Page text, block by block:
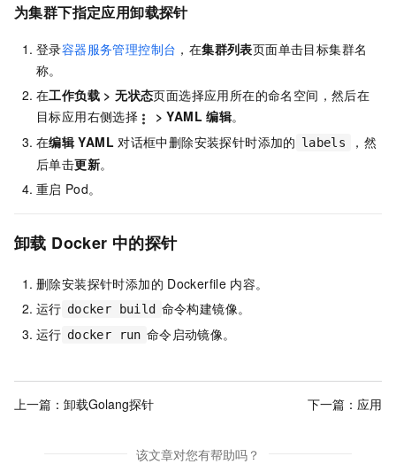
为集群下指定应用卸载探针
登录容器服务管理控制台 ，在集群列表页面单击目标集群名
称。
在工作负载 >无状态页面选择应用所在的命名空间，然后在
目标应用右侧选择
>YAML 编辑。
在编辑 YAML 对话框中删除安装探针时添加的 labels
，然
后单击更新。
重启 Pod。
卸载 Docker 中的探针
删除安装探针时添加的 Dockerfile 内容。
运行 docker build 命令构建镜像。
运行 docker run 命令启动镜像。
上一篇： 卸载Golang探针 下一篇： 应用
该文章对您有帮助吗？